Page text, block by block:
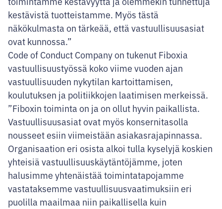
kestävistä tuotteistamme. Myös tästä
näkökulmasta on tärkeää, että vastuullisuusasiat
ovat kunnossa.”
Code of Conduct Company on tukenut Fiboxia
vastuullisuustyössä koko viime vuoden ajan
vastuullisuuden nykytilan kartoittamisen,
koulutuksen ja politiikkojen laatimisen merkeissä.
”Fiboxin toiminta on ja on ollut hyvin paikallista.
Vastuullisuusasiat ovat myös konsernitasolla
nousseet esiin viimeistään asiakasrajapinnassa.
Organisaation eri osista alkoi tulla kyselyjä koskien
yhteisiä vastuullisuuskäytäntöjämme, joten
halusimme yhtenäistää toimintatapojamme
vastataksemme vastuullisuusvaatimuksiin eri
puolilla maailmaa niin paikallisella kuin